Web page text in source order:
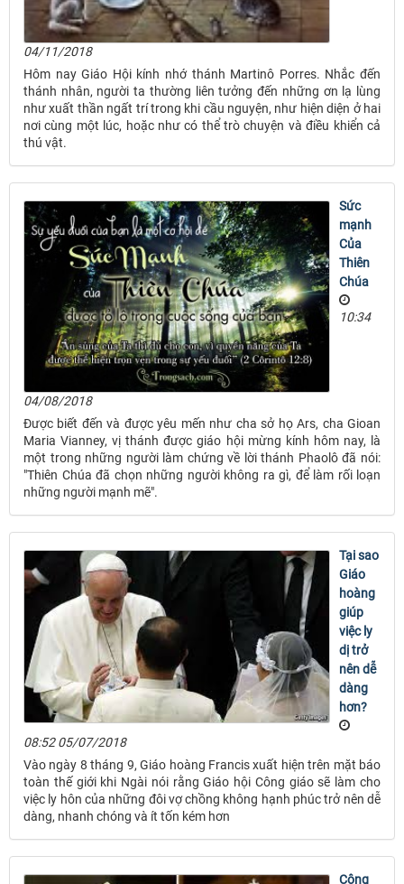
04/11/2018
Hôm nay Giáo Hội kính nhớ thánh Martinô Porres. Nhắc đến
thánh nhân, người ta thường liên tưởng đến những ơn lạ lùng
như xuất thần ngất trí trong khi cầu nguyện, như hiện diện ở hai
nơi cùng một lúc, hoặc như có thể trò chuyện và điều khiển cả
thú vật.
Sức
mạnh
Của
Thiên
Chúa
10:34
04/08/2018
Ðược biết đến và được yêu mến như cha sở họ Ars, cha Gioan
Maria Vianney, vị thánh được giáo hội mừng kính hôm nay, là
một trong những người làm chứng về lời thánh Phaolô đã nói:
"Thiên Chúa đã chọn những người không ra gì, để làm rối loạn
những người mạnh mẽ".
Tại sao
Giáo
hoàng
giúp
việc ly
dị trở
nên dễ
dàng
hơn?
08:52 05/07/2018
Vào ngày 8 tháng 9, Giáo hoàng Francis xuất hiện trên mặt báo
toàn thế giới khi Ngài nói rằng Giáo hội Công giáo sẽ làm cho
việc ly hôn của những đôi vợ chồng không hạnh phúc trở nên dễ
dàng, nhanh chóng và ít tốn kém hơn
Công